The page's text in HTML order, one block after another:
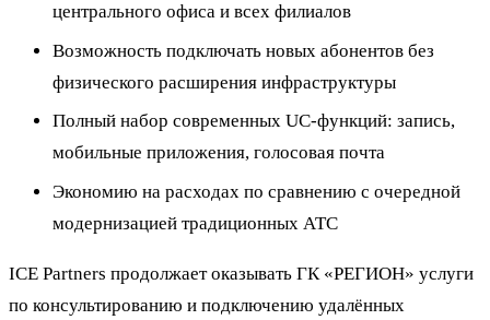
центрального офиса и всех филиалов
Возможность подключать новых абонентов без
физического расширения инфраструктуры
Полный набор современных UC-функций: запись,
мобильные приложения, голосовая почта
Экономию на расходах по сравнению с очередной
модернизацией традиционных АТС
ICE Partners продолжает оказывать ГК «РЕГИОН» услуги
по консультированию и подключению удалённых